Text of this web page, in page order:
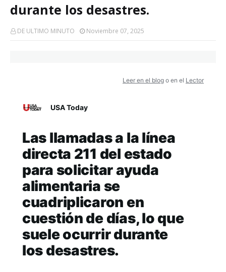
durante los desastres.
DE ULTIMO MINUTO Noviembre 07, 2025
Leer en el blog o en el Lector
USA Today
Las llamadas a la línea
directa 211 del estado
para solicitar ayuda
alimentaria se
cuadriplicaron en
cuestión de días, lo que
suele ocurrir durante
los desastres.